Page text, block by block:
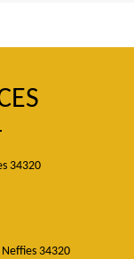
34320
34320